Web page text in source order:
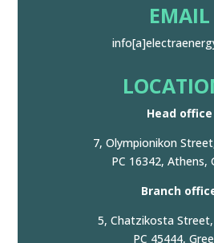
EMAIL
Head office
7, Olympionikon
PC 16342, Athens,
Branch
5, Chatzikosta
PC 45444,